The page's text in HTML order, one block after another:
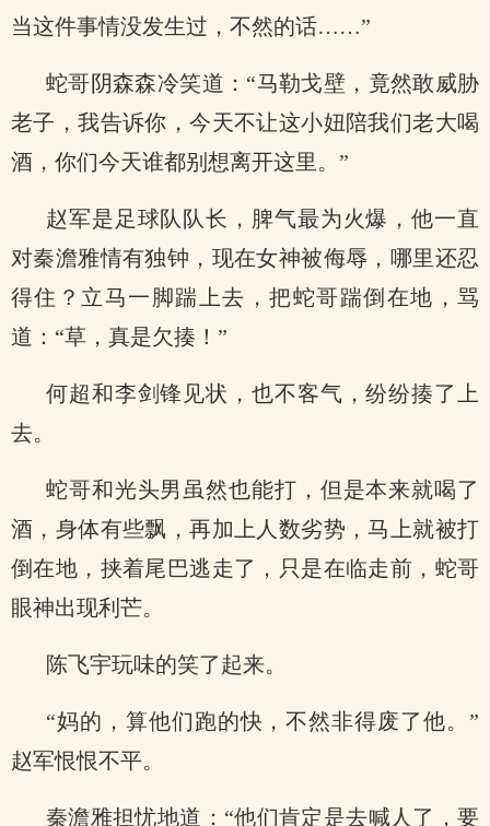
当这件事情没发生过，不然的话……”
蛇哥阴森森冷笑道：“马勒戈壁，竟然敢威胁
老子，我告诉你，今天不让这小妞陪我们老大喝
酒，你们今天谁都别想离开这里。”
赵军是足球队队长，脾气最为火爆，他一直
对秦澹雅情有独钟，现在女神被侮辱，哪里还忍
得住？立马一脚踹上去，把蛇哥踹倒在地，骂
道：“草，真是欠揍！”
何超和李剑锋见状，也不客气，纷纷揍了上
去。
蛇哥和光头男虽然也能打，但是本来就喝了
酒，身体有些飘，再加上人数劣势，马上就被打
倒在地，挟着尾巴逃走了，只是在临走前，蛇哥
眼神出现利芒。
陈飞宇玩味的笑了起来。
“妈的，算他们跑的快，不然非得废了他。”
赵军恨恨不平。
秦澹雅担忧地道：“他们肯定是去喊人了，要